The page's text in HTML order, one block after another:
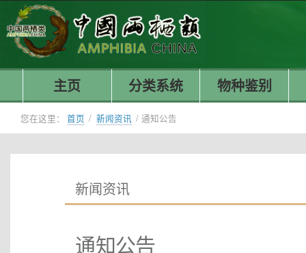
主页 分类系统 物种鉴别
您在这里： 首页 / 新闻资讯 / 通知公告
新闻资讯
通知公告